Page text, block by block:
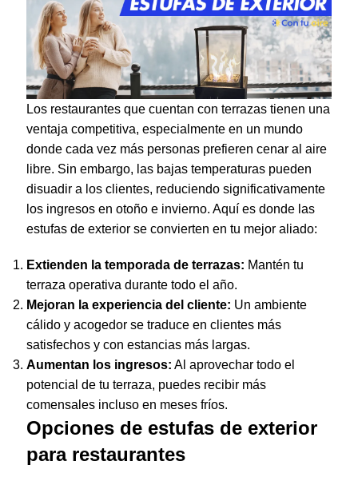
Los restaurantes que cuentan con terrazas tienen una
ventaja competitiva, especialmente en un mundo
donde cada vez más personas prefieren cenar al aire
libre. Sin embargo, las bajas temperaturas pueden
disuadir a los clientes, reduciendo significativamente
los ingresos en otoño e invierno. Aquí es donde las
estufas de exterior se convierten en tu mejor aliado:
Extienden la temporada de terrazas: Mantén tu
terraza operativa durante todo el año.
Mejoran la experiencia del cliente: Un ambiente
cálido y acogedor se traduce en clientes más
satisfechos y con estancias más largas.
Aumentan los ingresos: Al aprovechar todo el
potencial de tu terraza, puedes recibir más
comensales incluso en meses fríos.
Opciones de estufas de exterior
para restaurantes